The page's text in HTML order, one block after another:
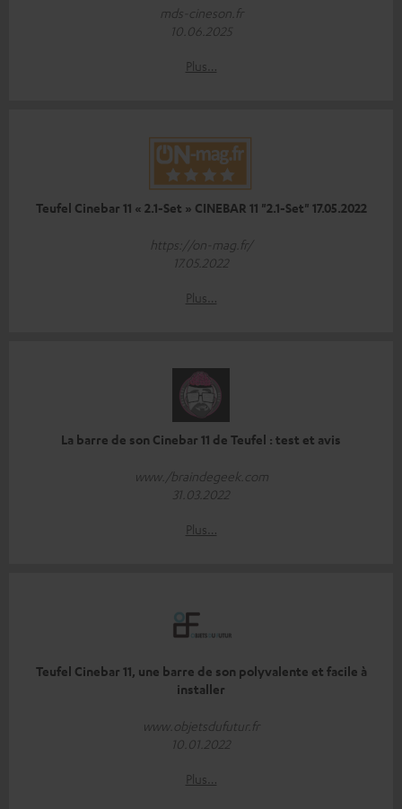
mds-cineson.fr
10.06.2025
Plus…
Teufel Cinebar 11 « 2.1-Set » CINEBAR 11 "2.1-Set" 17.05.2022
https://on-mag.fr/
17.05.2022
Plus…
La barre de son Cinebar 11 de Teufel : test et avis
www./braindegeek.com
31.03.2022
Plus…
Teufel Cinebar 11, une barre de son polyvalente et facile à
installer
www.objetsdufutur.fr
10.01.2022
Plus…